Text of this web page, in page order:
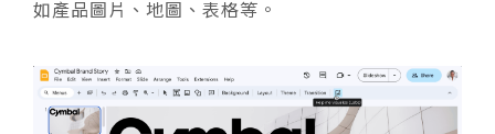
如產品圖片、地圖、表格等。